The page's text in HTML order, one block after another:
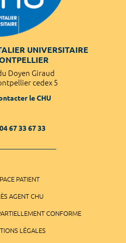
UNIVERSITAIRE
Doyen Giraud
cedex 5
le CHU
04 67 33 67 33
PATIENT
AGENT CHU
CONFORME
LÉGALES